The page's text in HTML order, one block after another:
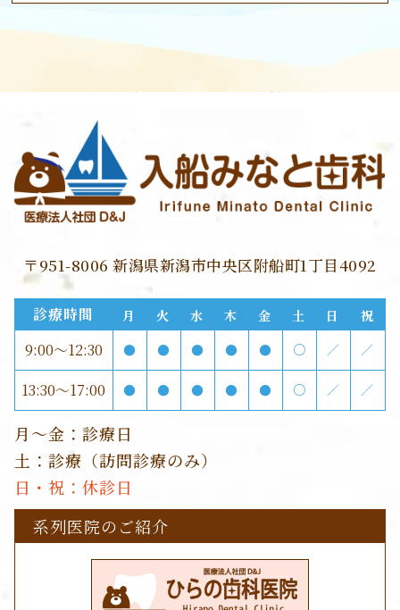
〒951-8006 新潟県新潟市中央区附船町1丁目4092
診療時間 月 火 水 木 金 土 日 祝
9:00～12:30 ● ● ● ● ● ○ ／ ／
13:30～17:00 ● ● ● ● ● ○ ／ ／
月～金：診療日
土：診療（訪問診療のみ）
日・祝：休診日
系列医院のご紹介